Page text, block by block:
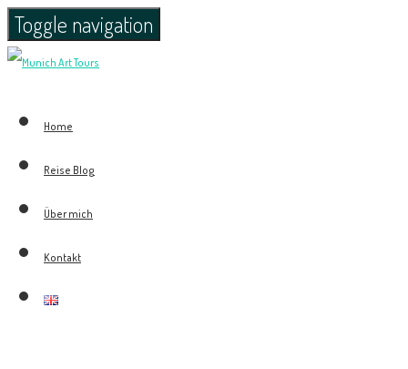
Toggle navigation
Home
Reise Blog
Über mich
Kontakt